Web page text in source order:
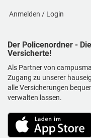
Anmelden / Login
Der Policenordner -
Versicherte!
Als Partner von
Zugang zu unserer
alle Versicherungen
verwalten lassen.